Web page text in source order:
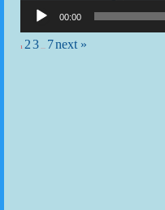
00:00
1 23 7next »